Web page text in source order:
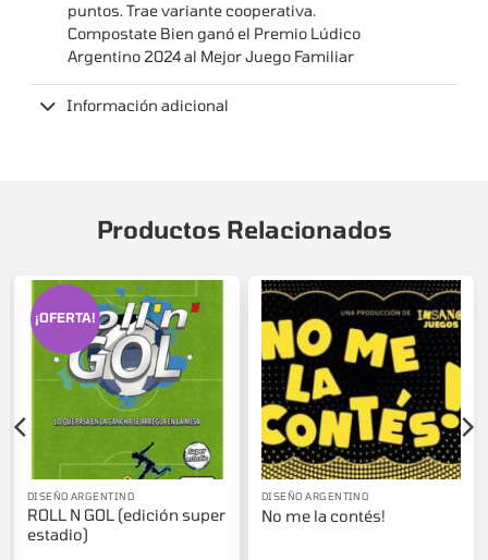
puntos. Trae variante cooperativa.
Compostate Bien ganó el Premio Lúdico
Argentino 2024 al Mejor Juego Familiar
Información adicional
Productos Relacionados
¡OFERTA!
DISEÑO ARGENTINO
ROLL N GOL (edición super
estadio)
DISEÑO ARGENTINO
No me la contés!